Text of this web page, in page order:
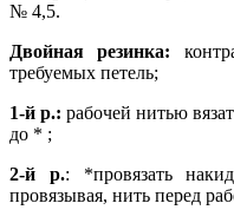
№ 4,5.
Двойная резинка:
требуемых петель;
1-й р.: рабочей нитью
до * ;
2-й р.: *провязать
провязывая, нить перед